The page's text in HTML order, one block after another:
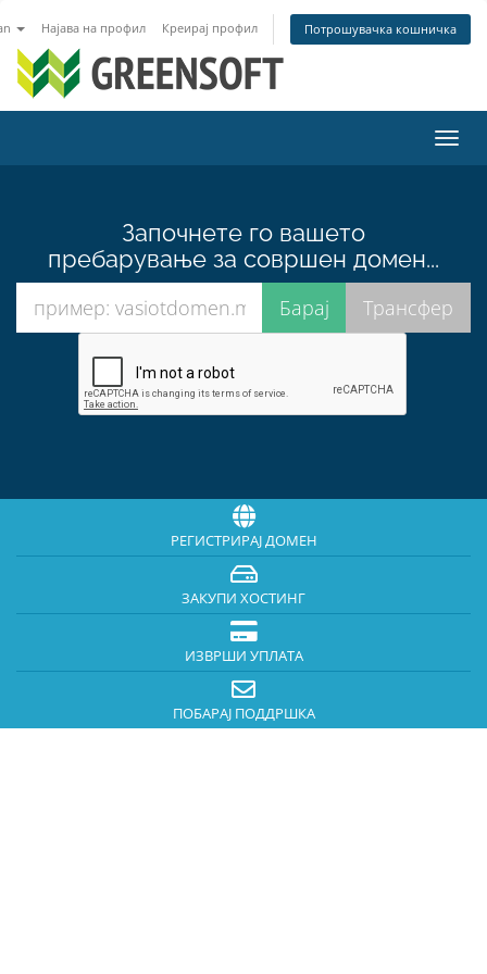
Најава на профил Креирај профил Потрошувачка кошничка
ја
Започнете го вашето
пребарување за совршен домен...
РЕГИСТРИРАЈ ДОМЕН
ЗАКУПИ ХОСТИНГ
ИЗВРШИ УПЛАТА
ПОБАРАЈ ПОДДРШКА